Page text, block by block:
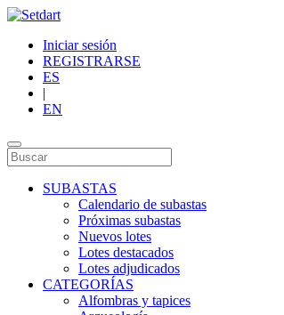
Iniciar sesión
REGISTRARSE
ES
|
EN
SUBASTAS
Calendario de subastas
Próximas subastas
Nuevos lotes
Lotes destacados
Lotes adjudicados
CATEGORÍAS
Alfombras y tapices